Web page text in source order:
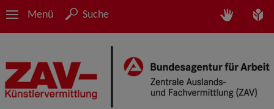
Menü Suche